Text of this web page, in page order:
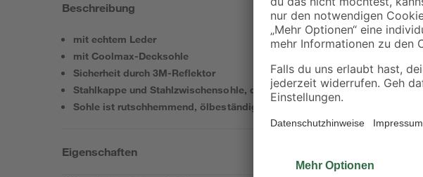
Beschreibung
mit echtem Leder
mit Coolmax-Decksohle
Sicherheit durch 3M-Reflektor
Stahlkappe und Stahlzwischensohle, durchtrittsicher
Sohle ist rutschhemmend, ölbeständig, kraftstoffresistent und antistatisch
Eigenschaften